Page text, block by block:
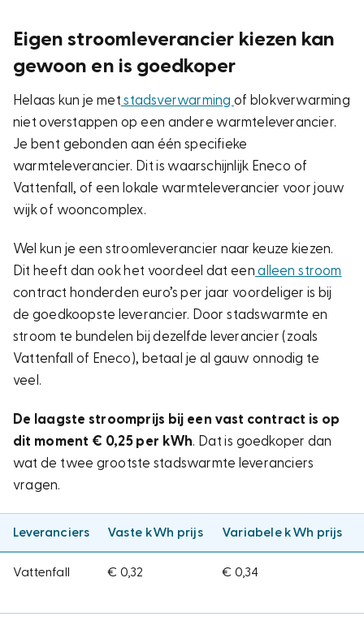
Eigen stroomleverancier kiezen kan
gewoon en is goedkoper
Helaas kun je met stadsverwarmingof blokverwarming
niet overstappen op een andere warmteleverancier.
Je bent gebonden aan één specifieke
warmteleverancier. Dit is waarschijnlijk Eneco of
Vattenfall, of een lokale warmteleverancier voor jouw
wijk of wooncomplex.
Wel kun je een stroomleverancier naar keuze kiezen.
Dit heeft dan ook het voordeel dat een alleen stroom
contract honderden euro’s per jaar voordeliger is bij
de goedkoopste leverancier. Door stadswarmte en
stroom te bundelen bij dezelfde leverancier (zoals
Vattenfall of Eneco), betaal je al gauw onnodig te
veel.
De laagste stroomprijs bij een vast contract is op
dit moment € 0,25 per kWh. Dat is goedkoper dan
wat de twee grootste stadswarmte leveranciers
vragen.
Leveranciers Vaste kWh prijs Variabele kWh prijs
Vattenfall € 0,32 € 0,34